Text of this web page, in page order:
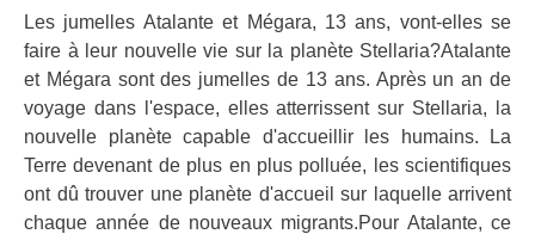
Les jumelles Atalante et Mégara, 13 ans, vont-elles se
faire à leur nouvelle vie sur la planète Stellaria?Atalante
et Mégara sont des jumelles de 13 ans. Après un an de
voyage dans l'espace, elles atterrissent sur Stellaria, la
nouvelle planète capable d'accueillir les humains. La
Terre devenant de plus en plus polluée, les scientifiques
ont dû trouver une planète d'accueil sur laquelle arrivent
chaque année de nouveaux migrants.Pour Atalante, ce